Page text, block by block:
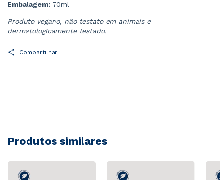
Embalagem: 70ml
Produto vegano, não testato em animais e
dermatologicamente testado.
Compartilhar
Produtos similares